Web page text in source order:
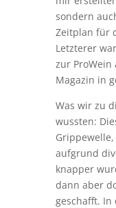
sondern
Zeitplan für
Letzterer
zur ProWein
Magazin in
Was wir zu
wussten:
aufgrund
knapper
dann aber
geschafft. In